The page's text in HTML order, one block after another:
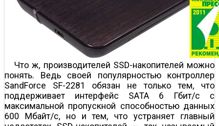
Что ж, производителей SSD-накопителей можно
понять. Ведь своей популярностью контроллер
SandForce SF-2281 обязан не только тем, что
поддерживает интерфейс SATA 6 Гбит/с с
максимальной пропускной способностью данных
600 Мбайт/с, но и тем, что устраняет главный